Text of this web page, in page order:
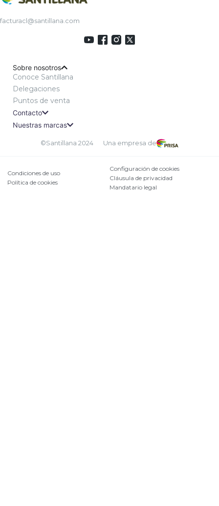
facturacl@santillana.com
Sobre nosotros
Conoce Santillana
Delegaciones
Puntos de venta
Contacto
Nuestras marcas
©Santillana 2024 Una empresa de
Condiciones de uso
Política de cookies
Configuración de cookies
Cláusula de privacidad
Mandatario legal